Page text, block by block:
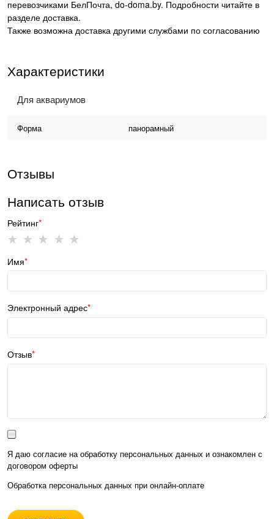
перевозчиками БелПочта, do-doma.by. Подробности читайте в
разделе доставка.
Также возможна доставка другими службами по согласованию
Характеристики
Для аквариумов
Форма панорамный
Отзывы
Написать отзыв
Рейтинг
Имя
Электронный адрес
Отзыв
Я даю согласие на обработку персональных данных и ознакомлен с
договором оферты
Обработка персональных данных при онлайн-оплате